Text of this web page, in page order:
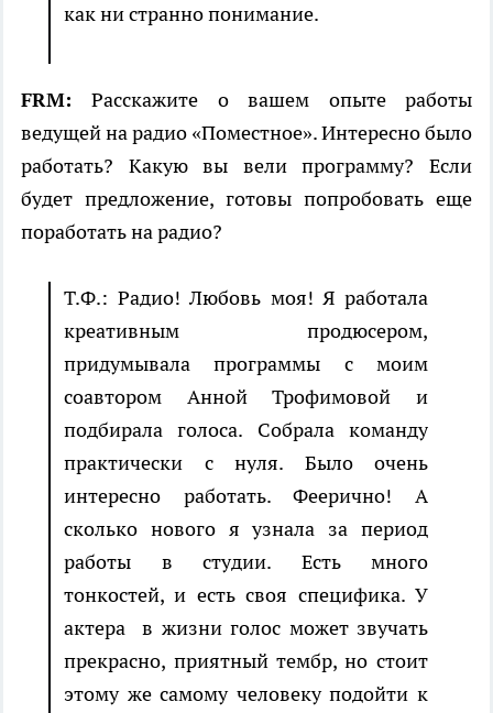
как ни странно понимание.
FRM:Расскажите о вашем опыте работы
ведущей на радио «Поместное». Интересно было
работать? Какую вы вели программу? Если
будет предложение, готовы попробовать еще
поработать на радио?
Т.Ф.: Радио! Любовь моя! Я работала
креативным продюсером,
придумывала программы с моим
соавтором Анной Трофимовой и
подбирала голоса. Собрала команду
практически с нуля. Было очень
интересно работать. Феерично! А
сколько нового я узнала за период
работы в студии. Есть много
тонкостей, и есть своя специфика. У
актера в жизни голос может звучать
прекрасно, приятный тембр, но стоит
этому же самому человеку подойти к